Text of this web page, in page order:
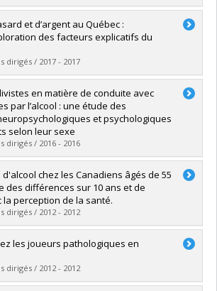
Marie-Laurence
dans Papyrus
et d’argent au Québec :
des facteurs explicatifs du
dirigés / 2017 - 2017
dans Papyrus
en matière de conduite avec
par l’alcool : une étude des
et psychologiques
selon leur sexe
dirigés / 2016 - 2016
Bilodeau, Sarah
dans Papyrus
chez les Canadiens âgés de 55
des différences sur 10 ans et de
perception de la santé.
dirigés / 2012 - 2012
Pascale-Audrey
dans Papyrus
les joueurs pathologiques en
dirigés / 2012 - 2012